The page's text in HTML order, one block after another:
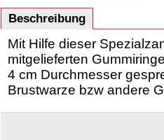
Beschreibung
Mit Hilfe dieser
mitgelieferten
4 cm Durchmesser
Brustwarze bzw andere